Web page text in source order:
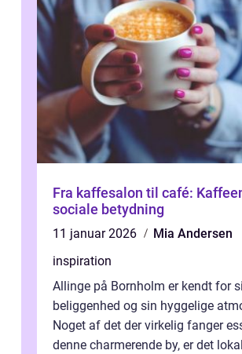
Fra kaffesalon til café:
sociale betydning
11 januar 2026
Mia Andersen
inspiration
Allinge på Bornholm er kendt for
beliggenhed og sin hyggelige
Noget af det der virkelig fanger
denne charmerende by, er det